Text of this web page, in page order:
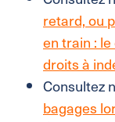
retard, ou
en train :
droits à
Consultez
bagages